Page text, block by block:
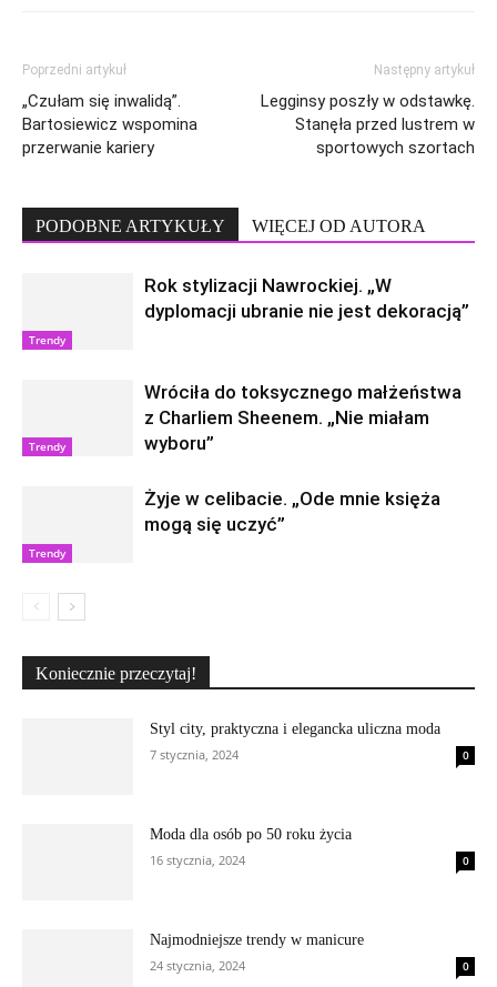
Poprzedni artykuł
„Czułam się inwalidą”.
Bartosiewicz wspomina
przerwanie kariery
Następny artykuł
Legginsy poszły w odstawkę.
Stanęła przed lustrem w
sportowych szortach
PODOBNE ARTYKUŁY WIĘCEJ OD AUTORA
Trendy
Rok stylizacji Nawrockiej. „W
dyplomacji ubranie nie jest dekoracją”
Trendy
Wróciła do toksycznego małżeństwa
z Charliem Sheenem. „Nie miałam
wyboru”
Trendy
Żyje w celibacie. „Ode mnie księża
mogą się uczyć”
Koniecznie przeczytaj!
Styl city, praktyczna i elegancka uliczna moda
7 stycznia, 2024
0
Moda dla osób po 50 roku życia
16 stycznia, 2024
0
Najmodniejsze trendy w manicure
24 stycznia, 2024
0